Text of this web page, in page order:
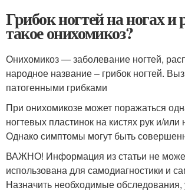
Грибок ногтей на ногах и
такое онихомикоз?
Онихомикоз — заболевание ногтей,
народное название – грибок ногтей.
патогенными грибками
При онихомикозе может поражаться
ногтевых пластинок на кистях рук и/или
Однако симптомы могут быть
ВАЖНО! Информация из статьи не
использована для самодиагностики и
Назначить необходимые обследования,